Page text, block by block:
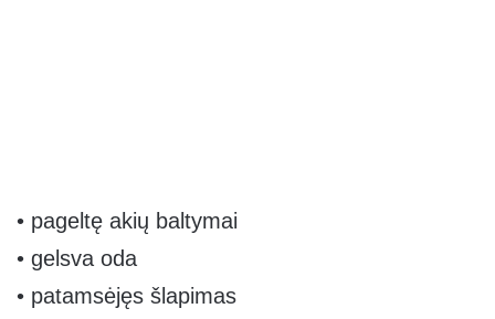
• pageltę akių baltymai
• gelsva oda
• patamsėjęs šlapimas